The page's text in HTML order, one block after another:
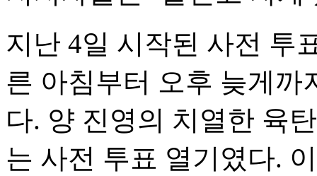
지난 4일 시작된 사전 투
른 아침부터 오후 늦게까
다. 양 진영의 치열한 육
는 사전 투표 열기였다.